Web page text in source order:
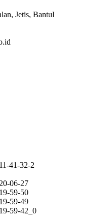
Jetis, Bantul